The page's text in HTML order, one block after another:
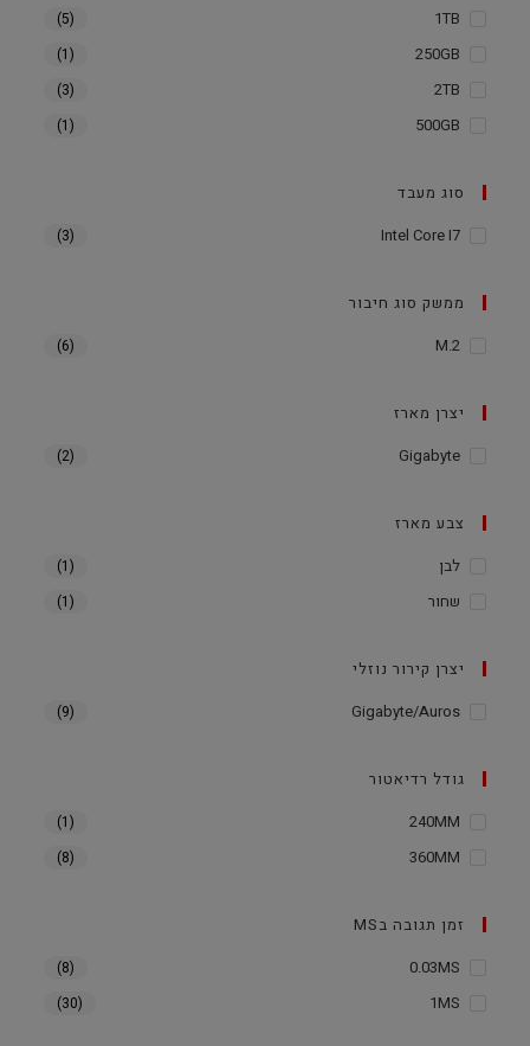
1TB
(5)
250GB
(1)
2TB
(3)
500GB
(1)
סוג מעבד
Intel Core I7
(3)
ממשק סוג חיבור
M.2
(6)
יצרן מארז
Gigabyte
(2)
צבע מארז
לבן
(1)
שחור (1)
יצרן קירור נוזלי
Gigabyte/Auros
(9)
גודל רדיאטור
240MM
(1)
360MM
(8)
זמן תגובה בMS
0.03MS
(8)
1MS
(30)